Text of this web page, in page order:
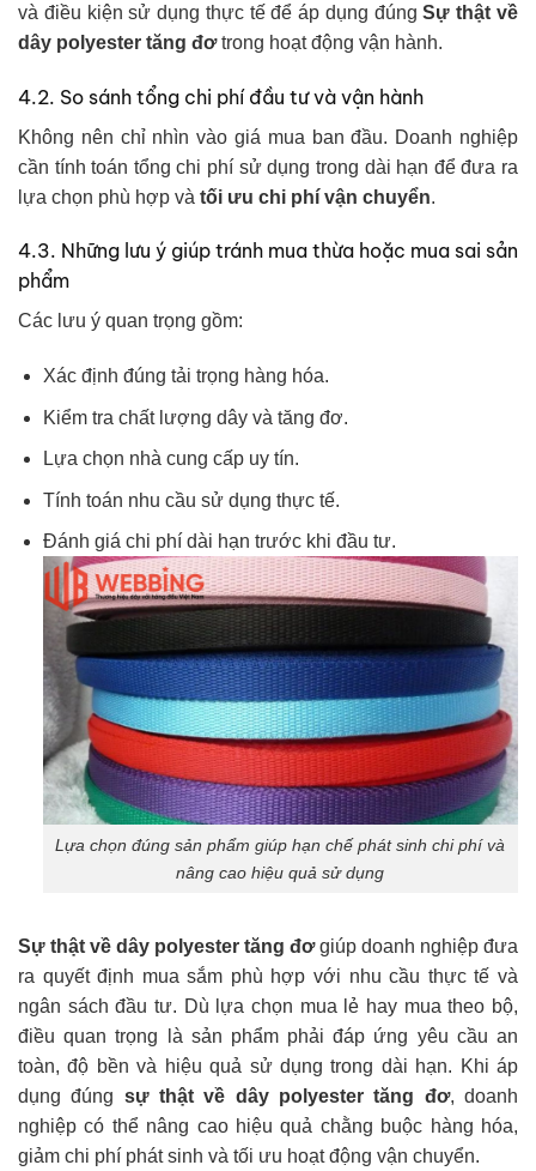
và điều kiện sử dụng thực tế để áp dụng đúngSự thật về
dây polyester tăng đơtrong hoạt động vận hành.
4.2. So sánh tổng chi phí đầu tư và vận hành
Không nên chỉ nhìn vào giá mua ban đầu. Doanh nghiệp
cần tính toán tổng chi phí sử dụng trong dài hạn để đưa ra
lựa chọn phù hợp và tối ưu chi phí vận chuyển.
4.3. Những lưu ý giúp tránh mua thừa hoặc mua sai sản
phẩm
Các lưu ý quan trọng gồm:
Xác định đúng tải trọng hàng hóa.
Kiểm tra chất lượng dây và tăng đơ.
Lựa chọn nhà cung cấp uy tín.
Tính toán nhu cầu sử dụng thực tế.
Đánh giá chi phí dài hạn trước khi đầu tư.
Lựa chọn đúng sản phẩm giúp hạn chế phát sinh chi phí và
nâng cao hiệu quả sử dụng
Sự thật về dây polyester tăng đơgiúp doanh nghiệp đưa
ra quyết định mua sắm phù hợp với nhu cầu thực tế và
ngân sách đầu tư. Dù lựa chọn mua lẻ hay mua theo bộ,
điều quan trọng là sản phẩm phải đáp ứng yêu cầu an
toàn, độ bền và hiệu quả sử dụng trong dài hạn. Khi áp
dụng đúng sự thật về dây polyester tăng đơ, doanh
nghiệp có thể nâng cao hiệu quả chằng buộc hàng hóa,
giảm chi phí phát sinh và tối ưu hoạt động vận chuyển.